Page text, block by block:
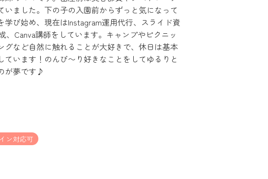
いました。下の子の入園前からずっと気になって
学び始め、現在はInstagram運用代行、スライド資
、Canva講師をしています。キャンプやピクニッ
グなど自然に触れることが大好きで、休日は基本
ています！のんび〜り好きなことをしてゆるりと
が夢です♪
ン対応可